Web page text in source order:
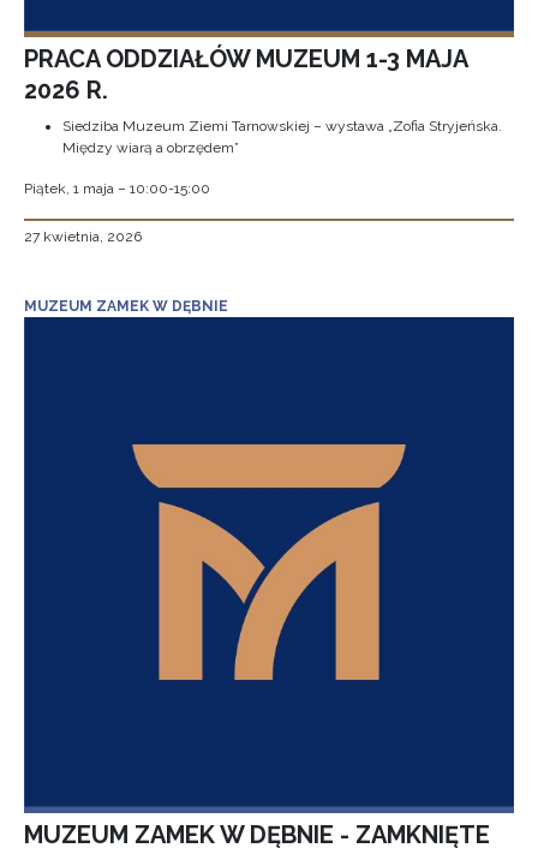
PRACA ODDZIAŁÓW MUZEUM 1-3 MAJA
2026 R.
Siedziba Muzeum Ziemi Tarnowskiej – wystawa „Zofia Stryjeńska.
Między wiarą a obrzędem”
Piątek, 1 maja – 10:00-15:00
27 kwietnia, 2026
MUZEUM ZAMEK W DĘBNIE
MUZEUM ZAMEK W DĘBNIE - ZAMKNIĘTE